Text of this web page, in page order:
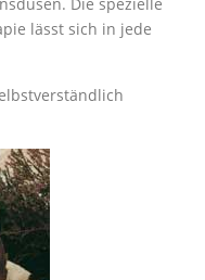
lässt sich in jede